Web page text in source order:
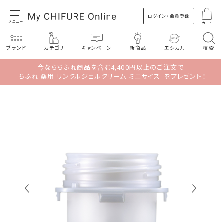
ログイン・会員登録
カート
ブランド カテゴリ キャンペーン 新商品 エシカル 検索
今ならちふれ商品を含む4,400円以上のご注文で
「ちふれ 薬用 リンクルジェルクリーム ミニサイズ」をプレゼント！